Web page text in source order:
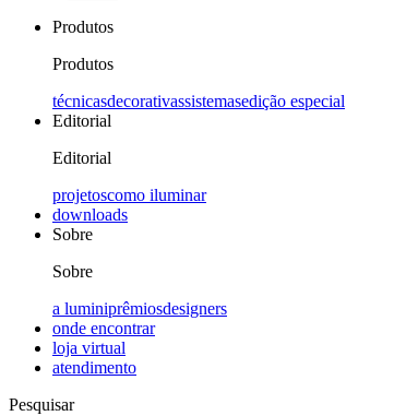
Produtos
Produtos
técnicasdecorativassistemasedição especial
Editorial
Editorial
projetoscomo iluminar
downloads
Sobre
Sobre
a luminiprêmiosdesigners
onde encontrar
loja virtual
atendimento
Pesquisar